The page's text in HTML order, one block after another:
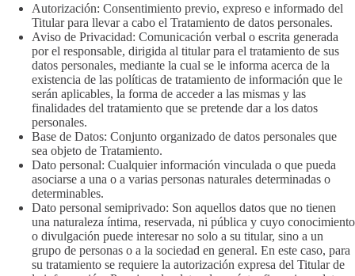
Autorización: Consentimiento previo, expreso e informado del
Titular para llevar a cabo el Tratamiento de datos personales.
Aviso de Privacidad: Comunicación verbal o escrita generada
por el responsable, dirigida al titular para el tratamiento de sus
datos personales, mediante la cual se le informa acerca de la
existencia de las políticas de tratamiento de información que le
serán aplicables, la forma de acceder a las mismas y las
finalidades del tratamiento que se pretende dar a los datos
personales.
Base de Datos: Conjunto organizado de datos personales que
sea objeto de Tratamiento.
Dato personal: Cualquier información vinculada o que pueda
asociarse a una o a varias personas naturales determinadas o
determinables.
Dato personal semiprivado: Son aquellos datos que no tienen
una naturaleza íntima, reservada, ni pública y cuyo conocimiento
o divulgación puede interesar no solo a su titular, sino a un
grupo de personas o a la sociedad en general. En este caso, para
su tratamiento se requiere la autorización expresa del Titular de